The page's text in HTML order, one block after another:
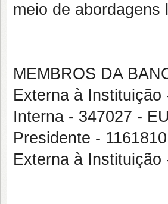
meio de
MEMBROS DA
Externa à Instituição
Interna - 347027 -
Presidente -
Externa à